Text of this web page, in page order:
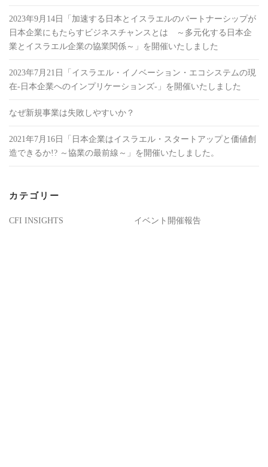
2023年9月14日「加速する日本とイスラエルのパートナーシップが
日本企業にもたらすビジネスチャンスとは ～多元化する日本企
業とイスラエル企業の協業関係～」を開催いたしました
2023年7月21日「イスラエル・イノベーション・エコシステムの現
在-日本企業へのインプリケーションズ-」を開催いたしました
なぜ新規事業は失敗しやすいか？
2021年7月16日「日本企業はイスラエル・スタートアップと価値創
造できるか!? ～協業の最前線～」を開催いたしました。
カテゴリー
CFI INSIGHTS イベント開催報告